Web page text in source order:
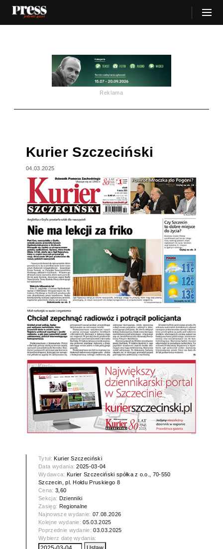
Reklama
Kurier Szczeciński
04.03.2025
Tytuł: Kurier Szczeciński
Data wydania:2025-03-04
Wydawca: Kurier Szczeciński spółka z o.o., 70-550
Szczecin, pl. Hołdu Pruskiego 8
Cena: 3,60
Sekcja: Dzienniki
Zasięg: Regionalne
Najnowsze wydanie:07.08.2026
Kolejne wydanie:05.03.2025
Poprzednie wydanie:03.03.2025
Wybierz datę wydania: